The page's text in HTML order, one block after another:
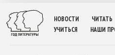
НОВОСТИ ЧИТАТЬ
УЧИТЬСЯ
НАШИ